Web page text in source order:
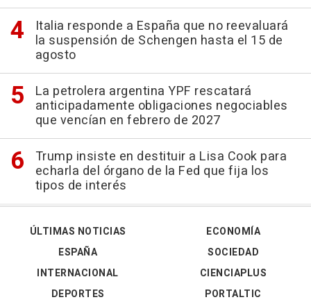
Italia responde a España que no reevaluará
la suspensión de Schengen hasta el 15 de
agosto
La petrolera argentina YPF rescatará
anticipadamente obligaciones negociables
que vencían en febrero de 2027
Trump insiste en destituir a Lisa Cook para
echarla del órgano de la Fed que fija los
tipos de interés
ÚLTIMAS NOTICIAS
ESPAÑA
INTERNACIONAL
DEPORTES
ECONOMÍA
SOCIEDAD
CIENCIAPLUS
PORTALTIC